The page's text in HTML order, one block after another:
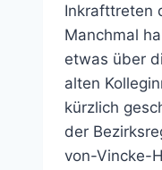
Inkrafttreten
Manchmal
etwas über
alten
kürzlich
der
von-Vincke-